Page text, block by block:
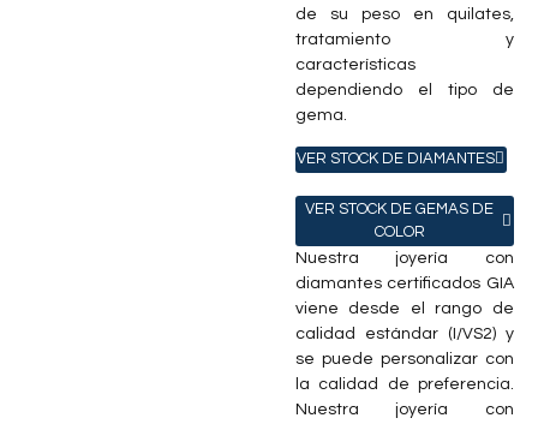
de su peso en quilates,
tratamiento y
características
dependiendo el tipo de
gema.
VER STOCK DE DIAMANTES
VER STOCK DE GEMAS DE
COLOR
Nuestra joyería con
diamantes certificados GIA
viene desde el rango de
calidad estándar (I/VS2) y
se puede personalizar con
la calidad de preferencia.
Nuestra joyería con